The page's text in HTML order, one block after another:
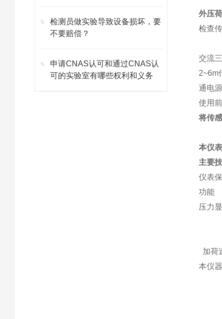
检测员做实验导致设备损坏，要
不要赔偿？
申请CNAS认可和通过CNAS认
可的实验室有哪些权利和义务
外压
检查
交流
2~6m
通电
使用
将传
本仪
主要
仪表
功能
压力
加荷
本仪